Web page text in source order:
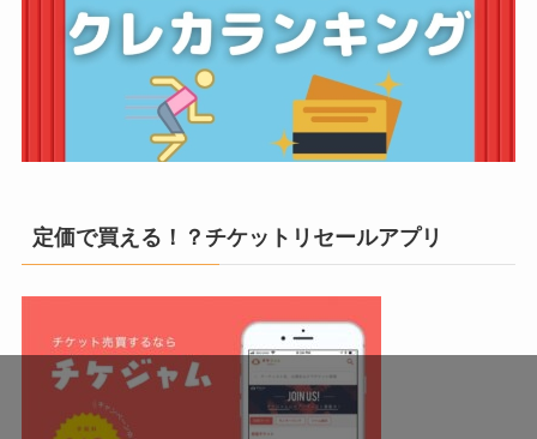
定価で買える！？チケットリセールアプリ